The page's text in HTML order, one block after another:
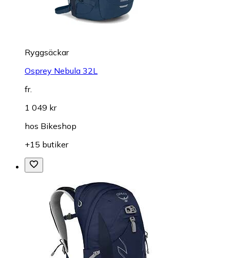
Ryggsäckar
Osprey Nebula 32L
fr.
1 049 kr
hos Bikeshop
+15 butiker